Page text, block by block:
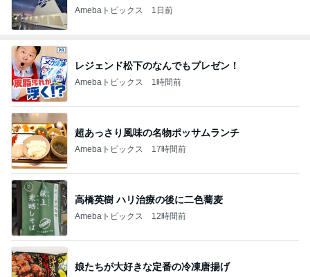
Amebaトピックス 1日前
レジェンド松下のなんでもプレゼン！
Amebaトピックス 1時間前
超あっさり風味の名物ポッサムランチ
Amebaトピックス 17時間前
高橋英樹 ハリ治療の後に二色蕎麦
Amebaトピックス 12時間前
娘たちが大好きな定番の冷凍唐揚げ